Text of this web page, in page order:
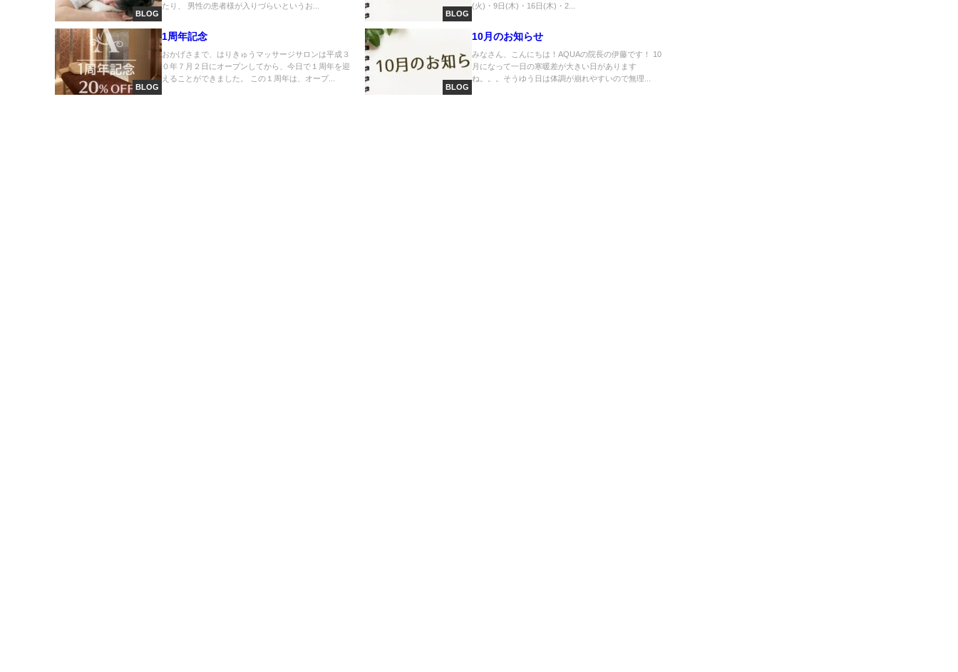
BLOG
たり、 男性の患者様が入りづらいというお...
BLOG
(火)・9日(木)・16日(木)・2...
BLOG
1周年記念
おかげさまで、はりきゅうマッサージサロンは平成３
０年７月２日にオープンしてから、今日で１周年を迎
えることができました。 この１周年は、オープ...
BLOG
10月のお知らせ
みなさん、こんにちは！AQUAの院長の伊藤です！ 10
月になって一日の寒暖差が大きい日があります
ね。。。そうゆう日は体調が崩れやすいので無理...